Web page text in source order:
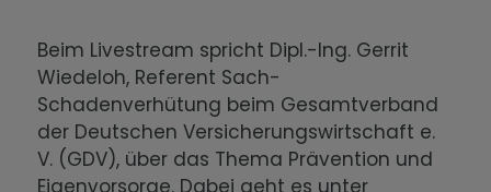
Beim Livestream spricht Dipl.-Ing. Gerrit
Wiedeloh, Referent Sach-
Schadenverhütung beim Gesamtverband
der Deutschen Versicherungswirtschaft e.
V. (GDV), über das Thema Prävention und
Eigenvorsorge. Dabei geht es unter